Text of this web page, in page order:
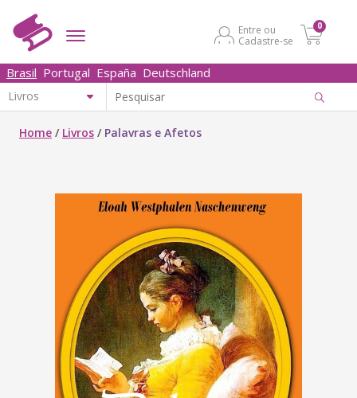
Entre ou
Cadastre-se
0
Brasil Portugal España Deutschland
Home / Livros / Palavras e Afetos